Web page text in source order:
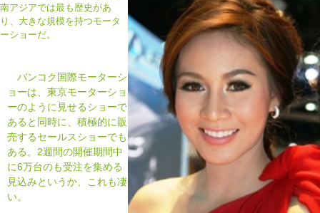
南アジアでは最も歴史があ
り、大きな規模を持つモータ
ーショーだ。
バンコク国際モーターシ
ョーは、東京モーターショ
ーのように見せるショーで
あると同時に、積極的に販
売するセールスショーでも
ある。2週間の開催期間中
に6万台のも受注を集める
見込みというか、これも凄
い。